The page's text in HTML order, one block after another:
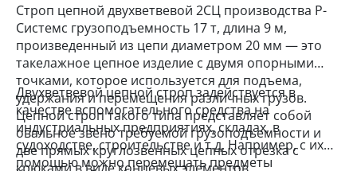
Строп цепной двухветвевой 2СЦ производства Р-
Системс грузоподъемность 17 т, длина 9 м,
произведенный из цепи диаметром 20 мм — это
такелажное цепное изделие с двумя опорными
точками, которое используется для подъема,
удержания и перемещения различных грузов.
Цепной строп такого типа представляет собой
овальное звено требуемой грузоподъемности и
две прямых круглозвенных цепных отрезка с
Двухветвевой цепной строп задействуется в
качестве вспомогательного средства на
индустриальных предприятиях, складах, в
судоходстве, строительстве и т.д. Например, с их
помощью можно перемещать предметы